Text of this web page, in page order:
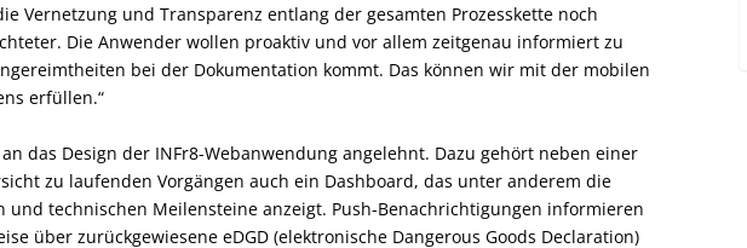
Vernetzung und Transparenz entlang der gesamten Prozesskette noch
Die Anwender wollen proaktiv und vor allem zeitgenau informiert zu
bei der Dokumentation kommt. Das können wir mit der mobilen
erfüllen.“
das Design der INFr8-Webanwendung angelehnt. Dazu gehört neben einer
zu laufenden Vorgängen auch ein Dashboard, das unter anderem die
und technischen Meilensteine anzeigt. Push-Benachrichtigungen informieren
über zurückgewiesene eDGD (elektronische Dangerous Goods Declaration)